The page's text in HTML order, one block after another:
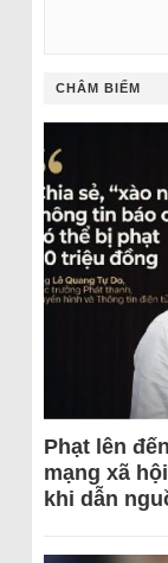
CHÂM BIẾM
Phạt lên
mạng xã
khi dẫn